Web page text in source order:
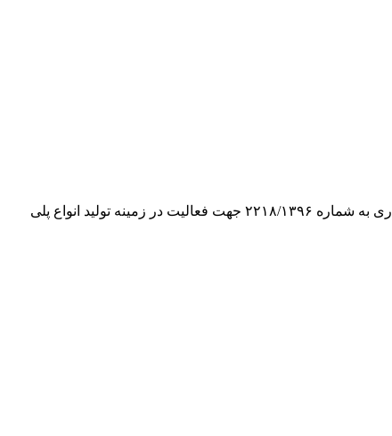
شرکت پتروشیمی محب بسپار ایده گستر در تاریخ ۱۳۹۵/۷/۲۷ فعالیت خود را شروع کرده و در تاریخ ۱۳۹۶/۴/۲۵ موفق به اخذ پروانه بهره برداری به شماره ۲۲۱۸/۱۳۹۶ جهت فعالیت در زمینه تولید انواع پلی